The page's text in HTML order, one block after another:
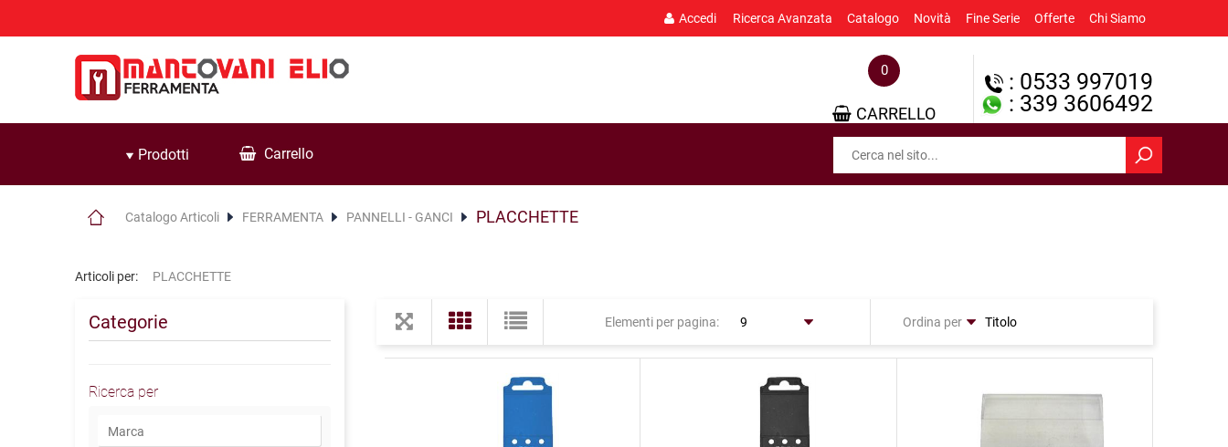
Ricerca Avanzata Catalogo Novità Fine Serie Offerte Chi Siamo
Accedi
: 0533 997019
: 339 3606492
0
CARRELLO
Prodotti Carrello
Catalogo Articoli FERRAMENTA PANNELLI - GANCI PLACCHETTE
Articoli per: PLACCHETTE
Categorie
Ricerca per
Elementi per pagina: Ordina per